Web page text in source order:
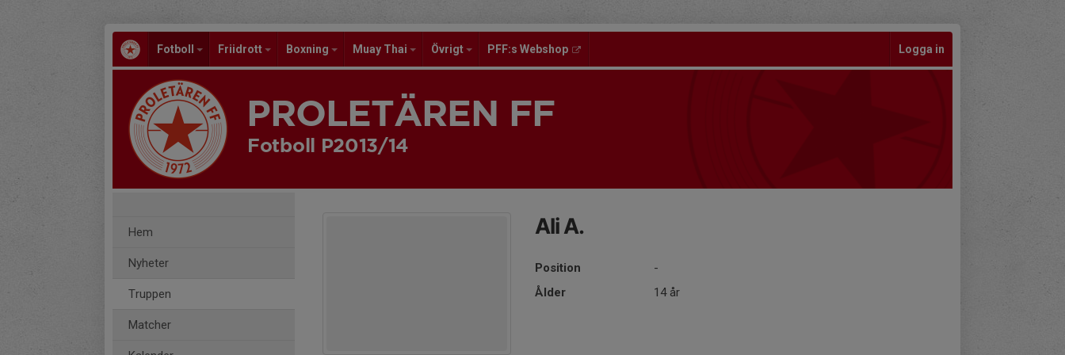
Fotboll Friidrott Boxning Muay Thai Övrigt PFF:s Webshop Logga in
PROLETÄREN FF
Fotboll P2013/14
Hem
Nyheter
Truppen
Matcher
Ali A.
Position
-
Ålder
14 år